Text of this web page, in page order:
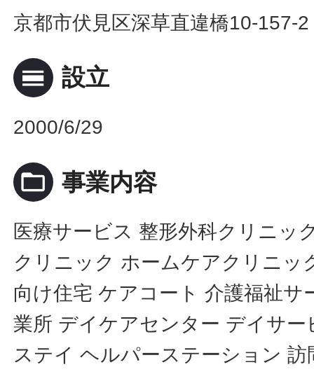
京都市伏見区深草直違橋10-157-2
calendar_view_day 設立
2000/6/29
folder_open 事業内容
医療サービス 整形外科クリニッ
クリニック ホームケアクリニッ
向け住宅 ケアコート 介護福祉サ
業所 デイケアセンター デイサ
ステイ ヘルパーステーション